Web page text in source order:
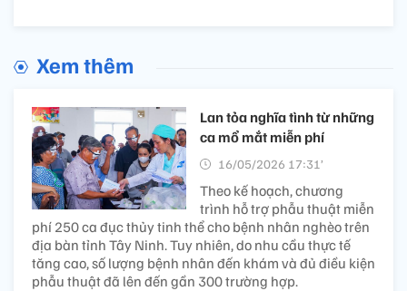
Xem thêm
Lan tỏa nghĩa tình từ những
ca mổ mắt miễn phí
16/05/2026 17:31’
Theo kế hoạch, chương
trình hỗ trợ phẫu thuật miễn
phí 250 ca đục thủy tinh thể cho bệnh nhân nghèo trên
địa bàn tỉnh Tây Ninh. Tuy nhiên, do nhu cầu thực tế
tăng cao, số lượng bệnh nhân đến khám và đủ điều kiện
phẫu thuật đã lên đến gần 300 trường hợp.